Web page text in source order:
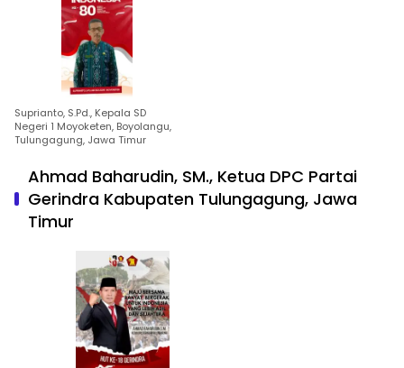
Suprianto, S.Pd., Kepala SD
Negeri 1 Moyoketen, Boyolangu,
Tulungagung, Jawa Timur
Ahmad Baharudin, SM., Ketua DPC Partai
Gerindra Kabupaten Tulungagung, Jawa
Timur